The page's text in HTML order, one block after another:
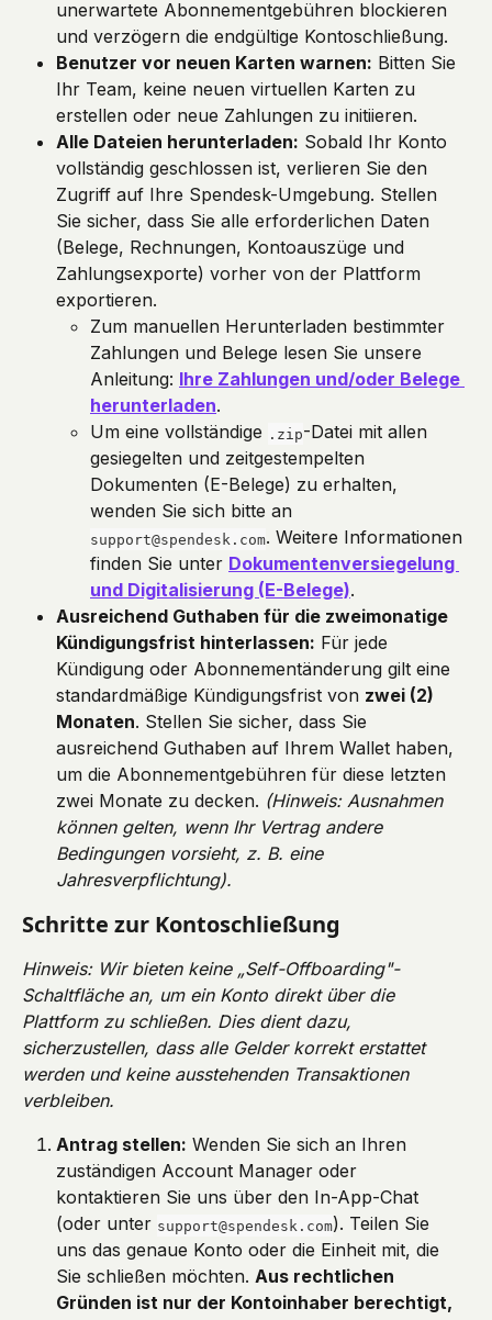
unerwartete Abonnementgebühren blockieren
und verzögern die endgültige Kontoschließung.
Benutzer vor neuen Karten warnen: Bitten Sie
Ihr Team, keine neuen virtuellen Karten zu
erstellen oder neue Zahlungen zu initiieren.
Alle Dateien herunterladen: Sobald Ihr Konto
vollständig geschlossen ist, verlieren Sie den
Zugriff auf Ihre Spendesk-Umgebung. Stellen
Sie sicher, dass Sie alle erforderlichen Daten
(Belege, Rechnungen, Kontoauszüge und
Zahlungsexporte) vorher von der Plattform
exportieren.
Zum manuellen Herunterladen bestimmter
Zahlungen und Belege lesen Sie unsere
Anleitung: Ihre Zahlungen und/oder Belege
herunterladen.
Um eine vollständige .zip-Datei mit allen
gesiegelten und zeitgestempelten
Dokumenten (E-Belege) zu erhalten,
wenden Sie sich bitte an
support@spendesk.com. Weitere Informationen
finden Sie unter Dokumentenversiegelung
und Digitalisierung (E-Belege).
Ausreichend Guthaben für die zweimonatige
Kündigungsfrist hinterlassen: Für jede
Kündigung oder Abonnementänderung gilt eine
standardmäßige Kündigungsfrist von zwei (2)
Monaten. Stellen Sie sicher, dass Sie
ausreichend Guthaben auf Ihrem Wallet haben,
um die Abonnementgebühren für diese letzten
zwei Monate zu decken. (Hinweis: Ausnahmen
können gelten, wenn Ihr Vertrag andere
Bedingungen vorsieht, z. B. eine
Jahresverpflichtung).
Schritte zur Kontoschließung
Hinweis: Wir bieten keine „Self-Offboarding"-
Schaltfläche an, um ein Konto direkt über die
Plattform zu schließen. Dies dient dazu,
sicherzustellen, dass alle Gelder korrekt erstattet
werden und keine ausstehenden Transaktionen
verbleiben.
Antrag stellen: Wenden Sie sich an Ihren
zuständigen Account Manager oder
kontaktieren Sie uns über den In-App-Chat
(oder unter support@spendesk.com). Teilen Sie
uns das genaue Konto oder die Einheit mit, die
Sie schließen möchten. Aus rechtlichen
Gründen ist nur der Kontoinhaber berechtigt,